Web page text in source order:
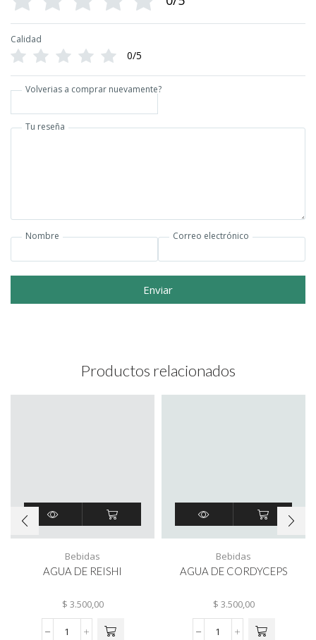
Calidad
0/5
Volverias a comprar nuevamente?
Tu reseña
Nombre Correo electrónico
Enviar
Productos relacionados
Bebidas
AGUA DE REISHI
$ 3.500,00
Bebidas
AGUA DE CORDYCEPS
$ 3.500,00